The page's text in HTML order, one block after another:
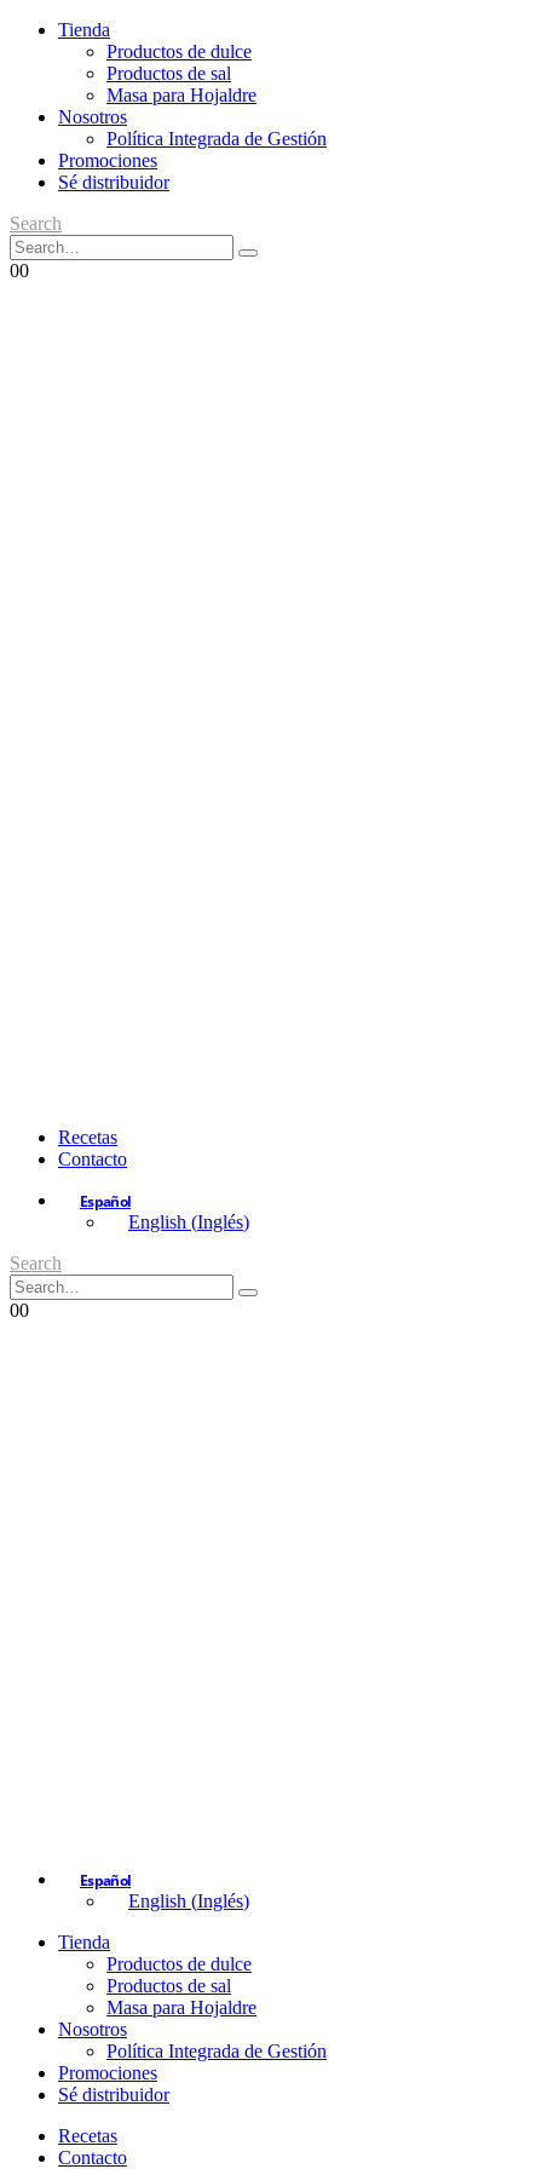
Tienda
Productos de dulce
Productos de sal
Masa para Hojaldre
Nosotros
Política Integrada de Gestión
Promociones
Sé distribuidor
Search
00
Recetas
Contacto
Español
English (Inglés)
Search
00
Español
English (Inglés)
Tienda
Productos de dulce
Productos de sal
Masa para Hojaldre
Nosotros
Política Integrada de Gestión
Promociones
Sé distribuidor
Recetas
Contacto